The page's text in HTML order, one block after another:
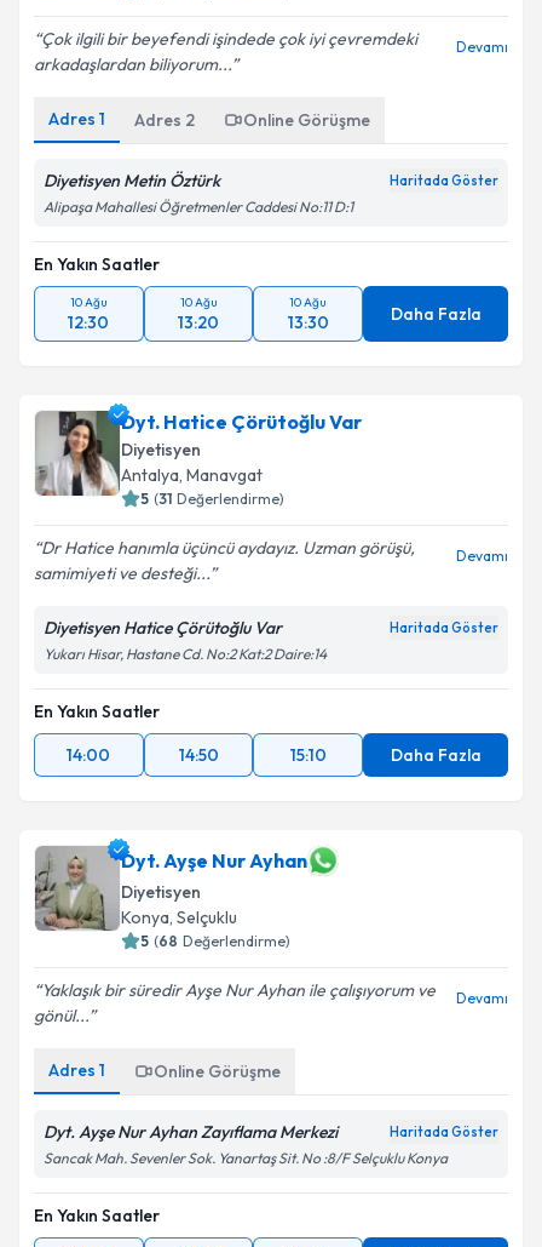
Çok ilgili bir beyefendi işindede çok iyi çevremdeki
arkadaşlardan biliyorum...
Devamı
Adres 1 Adres 2 Online Görüşme
Diyetisyen Metin Öztürk Haritada Göster
Alipaşa Mahallesi Öğretmenler Caddesi No:11 D:1
En Yakın Saatler
10 Ağu
12:30
10 Ağu
13:20
10 Ağu
13:30 Daha Fazla
Dyt. Hatice Çörütoğlu Var
Diyetisyen
Antalya, Manavgat
5 (31 Değerlendirme)
Dr Hatice hanımla üçüncü aydayız. Uzman görüşü,
samimiyeti ve desteği...
Devamı
Diyetisyen Hatice Çörütoğlu Var Haritada Göster
Yukarı Hisar, Hastane Cd. No:2 Kat:2 Daire:14
En Yakın Saatler
14:00
14:50 15:10 Daha Fazla
Dyt. Ayşe Nur Ayhan
Diyetisyen
Konya, Selçuklu
5 (68 Değerlendirme)
Yaklaşık bir süredir Ayşe Nur Ayhan ile çalışıyorum ve
gönül...
Devamı
Adres 1 Online Görüşme
Dyt. Ayşe Nur Ayhan Zayıflama Merkezi Haritada Göster
Sancak Mah. Sevenler Sok. Yanartaş Sit. No :8/F Selçuklu Konya
En Yakın Saatler